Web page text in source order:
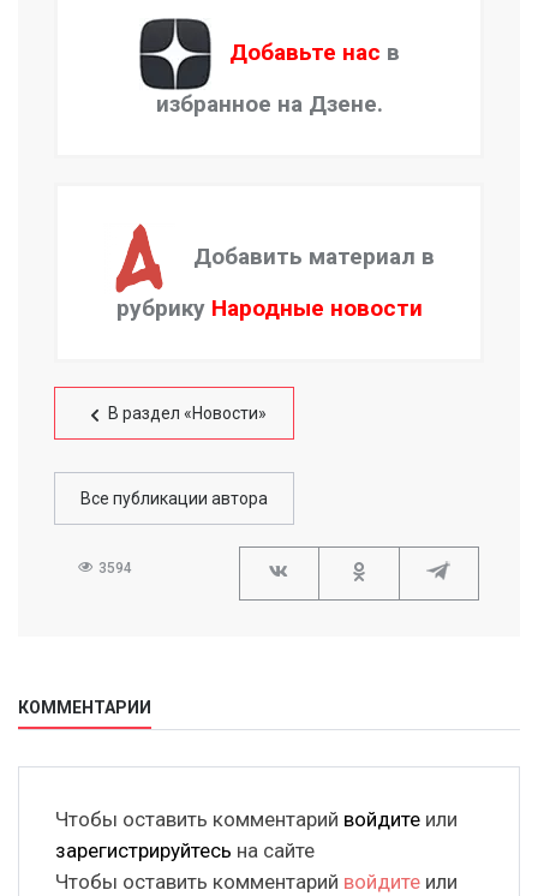
Добавьте нас в
избранное на Дзене.
Добавить материал в
рубрику Народные новости
В раздел «Новости»
Все публикации автора
3594
КОММЕНТАРИИ
Чтобы оставить комментарий войдите или
зарегистрируйтесь на сайте
Чтобы оставить комментарий войдите или